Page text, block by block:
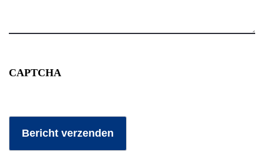
CAPTCHA
Bericht verzenden